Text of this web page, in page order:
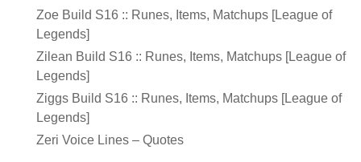
Zoe Build S16 :: Runes, Items, Matchups [League of
Legends]
Zilean Build S16 :: Runes, Items, Matchups [League of
Legends]
Ziggs Build S16 :: Runes, Items, Matchups [League of
Legends]
Zeri Voice Lines – Quotes